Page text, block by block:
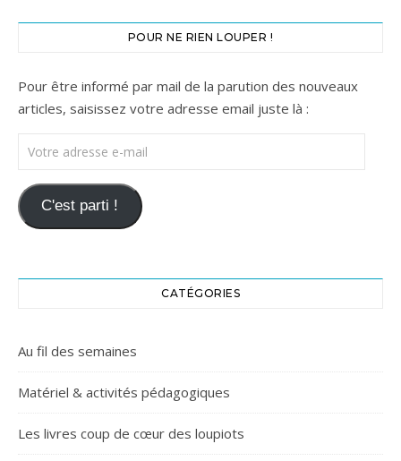
POUR NE RIEN LOUPER !
Pour être informé par mail de la parution des nouveaux
articles, saisissez votre adresse email juste là :
Votre adresse e-mail
C'est parti !
CATÉGORIES
Au fil des semaines
Matériel & activités pédagogiques
Les livres coup de cœur des loupiots